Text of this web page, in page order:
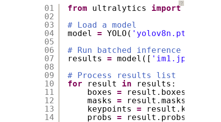
？
01
02
03
04
05
06
07
08
09
10
11
12
13
14
from ultralytics import
# Load a model
model = YOLO( 'yolov8n.pt'
# Run batched inference on a
results = model([ 'im1.jpg'
# Process results list
for
result in
results:
boxes = result.boxes
masks = result.masks
keypoints =
probs = result.probs